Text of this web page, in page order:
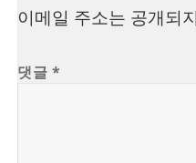
이메일 주소는 공개되
댓글*